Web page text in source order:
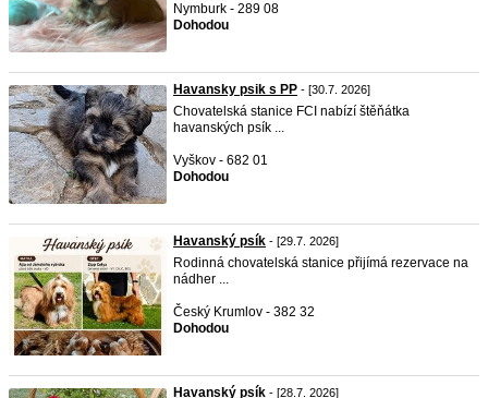
Nymburk - 289 08
Dohodou
Havansky psik s PP - [30.7. 2026]
Chovatelská stanice FCI nabízí štěňátka
havanských psík ...
Vyškov - 682 01
Dohodou
Havanský psík - [29.7. 2026]
Rodinná chovatelská stanice přijímá rezervace na
nádher ...
Český Krumlov - 382 32
Dohodou
Havanský psík - [28.7. 2026]